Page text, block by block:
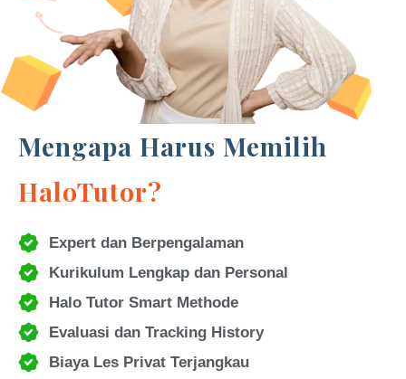
Mengapa Harus Memilih
HaloTutor?
Expert dan Berpengalaman
Kurikulum Lengkap dan Personal
Halo Tutor Smart Methode
Evaluasi dan Tracking History
Biaya Les Privat Terjangkau